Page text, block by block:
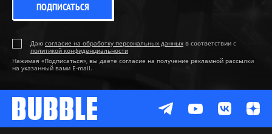
ПОДПИСАТЬСЯ
Даю согласие на обработку персональных данных в соответствии с
политикой конфиденциальности
Нажимая «Подписаться», вы даете согласие на получение рекламной рассылки
на указанный вами E-mail.